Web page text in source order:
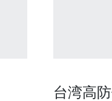
台湾高